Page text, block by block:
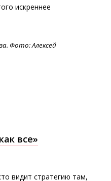
искреннее
Фото: Алексей
все»
видит стратегию там,